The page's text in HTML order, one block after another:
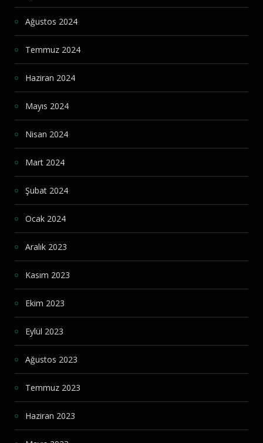
Ağustos 2024
Temmuz 2024
Haziran 2024
Mayıs 2024
Nisan 2024
Mart 2024
Şubat 2024
Ocak 2024
Aralık 2023
Kasım 2023
Ekim 2023
Eylül 2023
Ağustos 2023
Temmuz 2023
Haziran 2023